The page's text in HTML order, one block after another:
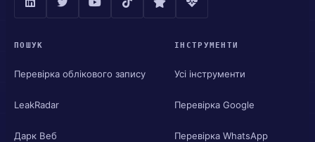
ПОШУК
Перевірка облікового запису
LeakRadar
Дарк Веб
ІНСТРУМЕНТИ
Усі інструменти
Перевірка Google
Перевірка WhatsApp